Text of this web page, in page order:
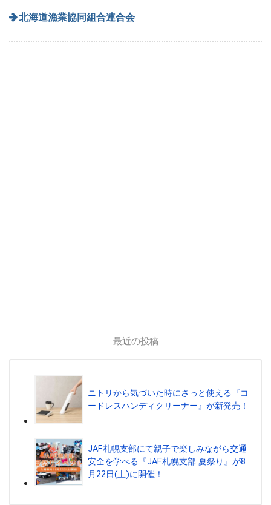
北海道漁業協同組合連合会
最近の投稿
ニトリから気づいた時にさっと使える『コ
ードレスハンディクリーナー』が新発売！
JAF札幌支部にて親子で楽しみながら交通
安全を学べる『JAF札幌支部 夏祭り』が8
月22日(土)に開催！